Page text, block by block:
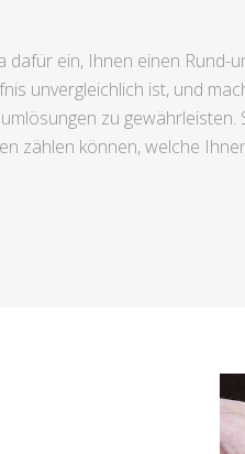
ein, Ihnen einen
unvergleichlich ist, und
zu
zählen können, welche